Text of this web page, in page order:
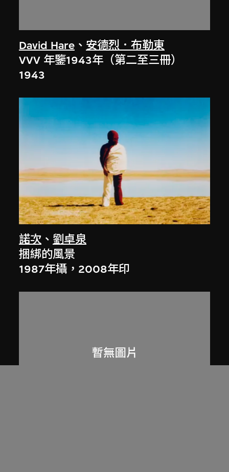
David Hare 、 安德烈．布勒東
VVV 年鑒1943年（第二至三冊）
1943
諾次 、 劉卓泉
捆綁的風景
1987年攝，2008年印